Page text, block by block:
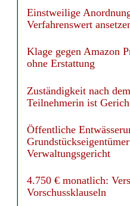
Einstweilige
Verfahrenswert
Klage gegen Amazon
ohne Erstattung
Zuständigkeit nach
Teilnehmerin ist
Öffentliche
Verwaltungsgericht
4.750 € monatlich:
Vorschussklauseln